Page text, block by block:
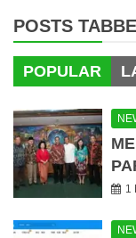
POSTS
POPULAR
1